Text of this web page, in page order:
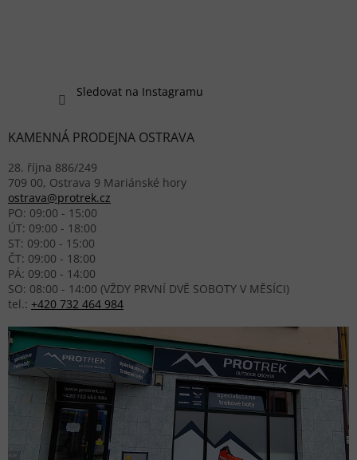
Sledovat na Instagramu
KAMENNÁ PRODEJNA OSTRAVA
28. října 886/249
709 00, Ostrava 9 Mariánské hory
ostrava@protrek.cz
PO: 09:00 - 15:00
ÚT: 09:00 - 18:00
ST: 09:00 - 15:00
ČT: 09:00 - 18:00
PÁ: 09:00 - 14:00
SO: 08:00 - 14:00 (VŽDY PRVNÍ DVĚ SOBOTY V MĚSÍCI)
tel.: +420 732 464 984